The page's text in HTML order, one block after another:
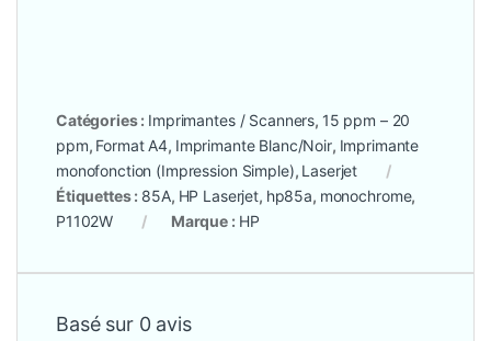
Catégories : Imprimantes / Scanners, 15 ppm – 20
ppm, Format A4, Imprimante Blanc/Noir, Imprimante
monofonction (Impression Simple), Laserjet
Étiquettes : 85A, HP Laserjet, hp85a, monochrome,
P1102W
Marque : HP
Basé sur 0 avis